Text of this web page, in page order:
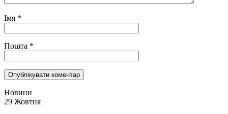
Імя *
Пошта *
Новини
29 Жовтня